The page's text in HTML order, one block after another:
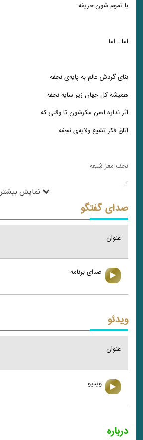
با تموم شون حریفه
اما ـ اما
بنای گردش عالم به پایه‌ی نجفه
همیشه کل جهان زیر سایه نجفه
اثر نداره اصن مکرشون تا وقتی که
اتاق فکر تشیع ولایه‌ی نجفه
نجف مغز شیعه
کر
نمایش بیشتر
صدای گفتگو
عنوان
صدای برنامه
ویدئو
عنوان
ویدیو
درباره